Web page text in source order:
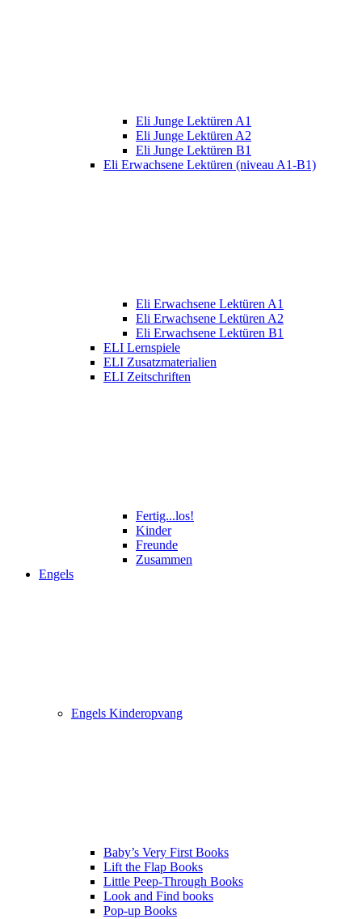
Eli Junge Lektüren A1
Eli Junge Lektüren A2
Eli Junge Lektüren B1
Eli Erwachsene Lektüren (niveau A1-B1)
Eli Erwachsene Lektüren A1
Eli Erwachsene Lektüren A2
Eli Erwachsene Lektüren B1
ELI Lernspiele
ELI Zusatzmaterialien
ELI Zeitschriften
Fertig...los!
Kinder
Freunde
Zusammen
Engels
Engels Kinderopvang
Baby’s Very First Books
Lift the Flap Books
Little Peep-Through Books
Look and Find books
Pop-up Books